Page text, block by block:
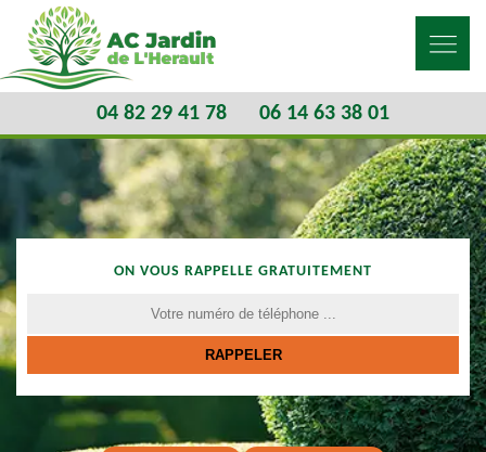
04 82 29 41 78 06 14 63 38 01
ON VOUS RAPPELLE GRATUITEMENT